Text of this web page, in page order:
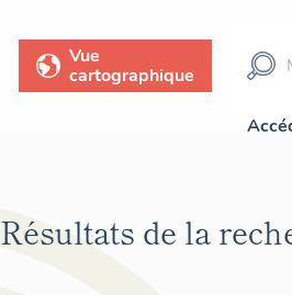
Vue
cartographique
Résultats de la